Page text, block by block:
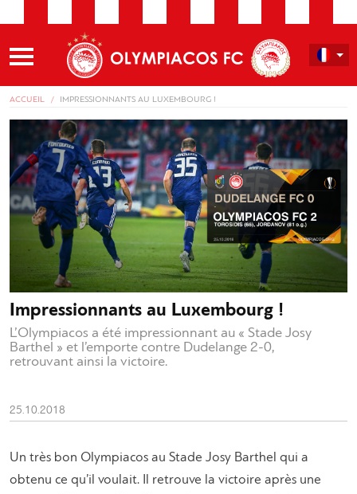
ACCUEIL IMPRESSIONNANTS AU LUXEMBOURG !
Impressionnants au Luxembourg !
L’Olympiacos a été impressionnant au « Stade Josy
Barthel » et l’emporte contre Dudelange 2-0,
retrouvant ainsi la victoire.
25.10.2018
Un très bon Olympiacos au Stade Josy Barthel qui a
obtenu ce qu’il voulait. Il retrouve la victoire après une